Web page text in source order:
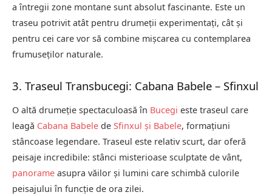
a întregii zone montane sunt absolut fascinante. Este un
traseu potrivit atât pentru drumeții experimentați, cât și
pentru cei care vor să combine mișcarea cu contemplarea
frumuseților naturale.
3. Traseul Transbucegi: Cabana Babele – Sfinxul
O altă drumeție spectaculoasă în Bucegi este traseul care
leagă Cabana Babele de Sfinxul și Babele, formațiuni
stâncoase legendare. Traseul este relativ scurt, dar oferă
peisaje incredibile: stânci misterioase sculptate de vânt,
panorame asupra văilor și lumini care schimbă culorile
peisajului în funcție de ora zilei.